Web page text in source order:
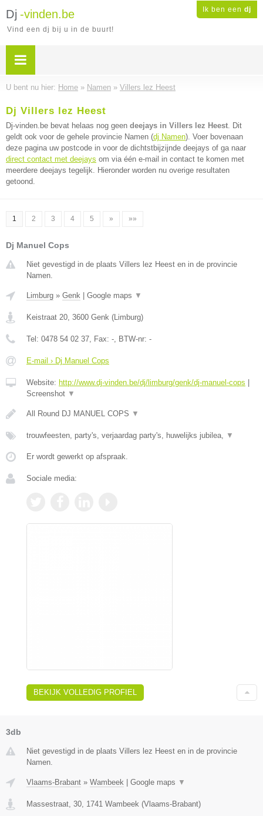
Ik ben een dj
Dj -vinden.be
Vind een dj bij u in de buurt!
U bent nu hier: Home » Namen » Villers lez Heest
Dj Villers lez Heest
Dj-vinden.be bevat helaas nog geen deejays in Villers lez Heest. Dit
geldt ook voor de gehele provincie Namen (dj Namen). Voer bovenaan
deze pagina uw postcode in voor de dichtstbijzijnde deejays of ga naar
direct contact met deejays om via één e-mail in contact te komen met
meerdere deejays tegelijk. Hieronder worden nu overige resultaten
getoond.
1 2 3 4 5 » »»
Dj Manuel Cops
Niet gevestigd in de plaats Villers lez Heest en in de provincie
Namen.
Limburg » Genk Google maps ▼
Keistraat 20, 3600 Genk (Limburg)
Tel: 0478 54 02 37, Fax: -, BTW-nr: -
E-mail › Dj Manuel Cops
Website: http://www.dj-vinden.be/dj/limburg/genk/dj-manuel-cops
Screenshot ▼
All Round DJ MANUEL COPS ▼
trouwfeesten, party's, verjaardag party's, huwelijks jubilea, ▼
Er wordt gewerkt op afspraak.
Sociale media:
BEKIJK VOLLEDIG PROFIEL
3db
Niet gevestigd in de plaats Villers lez Heest en in de provincie
Namen.
Vlaams-Brabant » Wambeek Google maps ▼
Massestraat, 30 1741 Wambeek (Vlaams-Brabant)